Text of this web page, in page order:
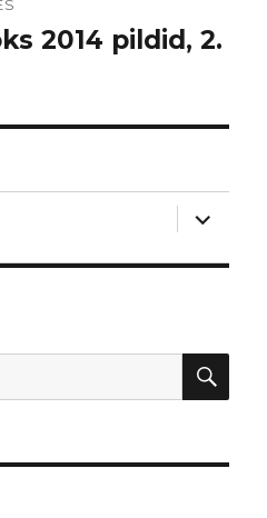
2014 pildid, 2.
laienda